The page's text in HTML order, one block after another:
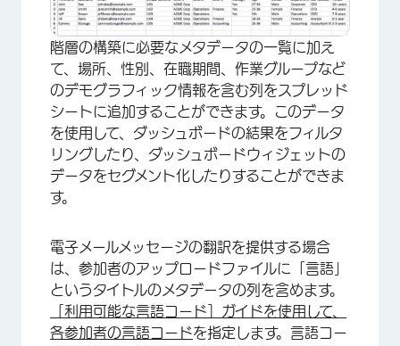
階層の構築に必要なメタデータの一覧に加え
て、場所、性別、在職期間、作業グループなど
のデモグラフィック情報を含む列をスプレッド
シートに追加することができます。このデータ
を使用して、ダッシュボードの結果をフィルタ
リングしたり、ダッシュボードウィジェットの
データをセグメント化したりすることができま
す。
電子メールメッセージの翻訳を提供する場合
は、参加者のアップロードファイルに「言語」
というタイトルのメタデータの列を含めます。
［利用可能な言語コード］ガイドを使用して、
各参加者の言語コードを指定します。言語コー